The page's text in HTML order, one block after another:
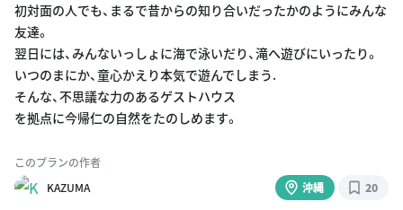
初対面の人でも、まるで昔からの知り合いだったかのようにみんな
友達。
翌日には、みんないっしょに海で泳いだり、滝へ遊びにいったり。
いつのまにか、童心かえり本気で遊んでしまう.
そんな、不思議な力のあるゲストハウス
を拠点に今帰仁の自然をたのしめます。
このプランの作者
KAZUMA
沖縄 20